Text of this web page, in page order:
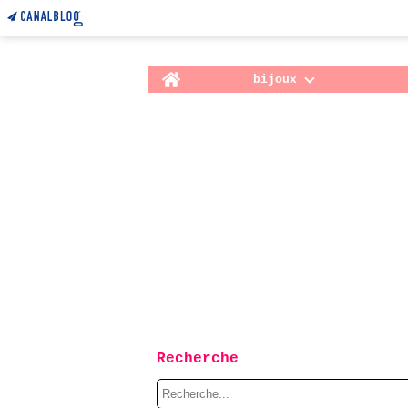
Home
bijoux
Recherche